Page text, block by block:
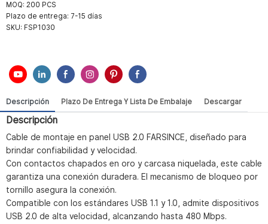
MOQ: 200 PCS
Plazo de entrega: 7-15 días
SKU: FSP1030
Descripción Plazo De Entrega Y Lista De Embalaje Descargar
Descripción
Cable de montaje en panel USB 2.0 FARSINCE, diseñado para
brindar confiabilidad y velocidad.
Con contactos chapados en oro y carcasa niquelada, este cable
garantiza una conexión duradera. El mecanismo de bloqueo por
tornillo asegura la conexión.
Compatible con los estándares USB 1.1 y 1.0, admite dispositivos
USB 2.0 de alta velocidad, alcanzando hasta 480 Mbps.